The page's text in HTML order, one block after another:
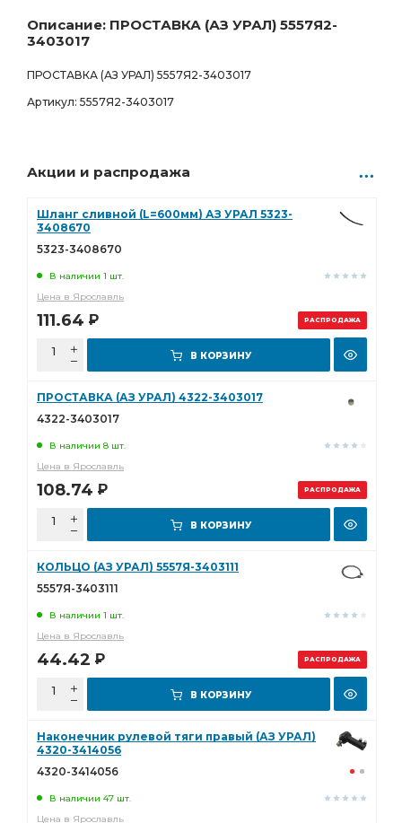
92.00 Р 0 шт.
Описание: ПРОСТАВКА (АЗ УРАЛ) 5557Я2-
3403017
ПРОСТАВКА (АЗ УРАЛ) 5557Я2-3403017
Артикул: 5557Я2-3403017
Акции и распродажа
РАСПРОДАЖА
Шланг сливной (L=600мм) АЗ УРАЛ 5323-
3408670
5323-3408670
В наличии 1 шт.
Цена в Ярославль
111.64 Р
В КОРЗИНУ
РАСПРОДАЖА
ПРОСТАВКА (АЗ УРАЛ) 4322-3403017
4322-3403017
В наличии 8 шт.
Цена в Ярославль
108.74 Р
В КОРЗИНУ
РАСПРОДАЖА
КОЛЬЦО (АЗ УРАЛ) 5557Я-3403111
5557Я-3403111
В наличии 1 шт.
Цена в Ярославль
44.42 Р
В КОРЗИНУ
Наконечник рулевой тяги правый (АЗ УРАЛ)
4320-3414056
4320-3414056
В наличии 47 шт.
Цена в Ярославль